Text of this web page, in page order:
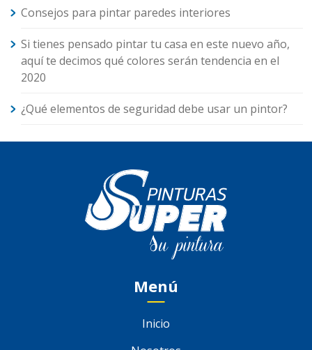
Consejos para pintar paredes interiores
Si tienes pensado pintar tu casa en este nuevo año,
aquí te decimos qué colores serán tendencia en el
2020
¿Qué elementos de seguridad debe usar un pintor?
Menú
Inicio